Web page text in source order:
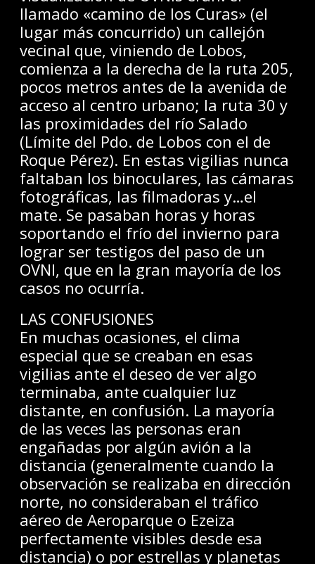
llamado «camino de los Curas» (el
lugar más concurrido) un callejón
vecinal que, viniendo de Lobos,
comienza a la derecha de la ruta 205,
pocos metros antes de la avenida de
acceso al centro urbano; la ruta 30 y
las proximidades del río Salado
(Límite del Pdo. de Lobos con el de
Roque Pérez). En estas vigilias nunca
faltaban los binoculares, las cámaras
fotográficas, las filmadoras y…el
mate. Se pasaban horas y horas
soportando el frío del invierno para
lograr ser testigos del paso de un
OVNI, que en la gran mayoría de los
casos no ocurría.
LAS CONFUSIONES
En muchas ocasiones, el clima
especial que se creaban en esas
vigilias ante el deseo de ver algo
terminaba, ante cualquier luz
distante, en confusión. La mayoría
de las veces las personas eran
engañadas por algún avión a la
distancia (generalmente cuando la
observación se realizaba en dirección
norte, no consideraban el tráfico
aéreo de Aeroparque o Ezeiza
perfectamente visibles desde esa
distancia) o por estrellas y planetas